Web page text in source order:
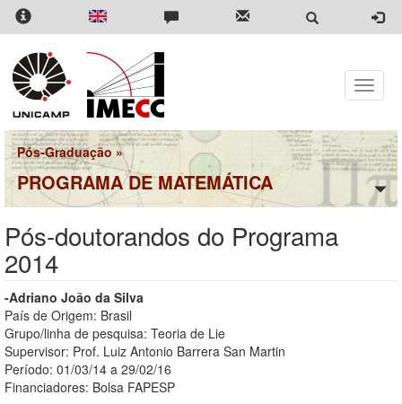
Pular
para
conteúdo
principal
Toggle
Pós-Graduação »
PROGRAMA DE MATEMÁTICA
Pós-doutorandos do Programa
2014
-Adriano João da Silva
País de Origem: Brasil
Grupo/linha de pesquisa: Teoria de Lie
Supervisor: Prof. Luiz Antonio Barrera San Martin
Período: 01/03/14 a 29/02/16
Financiadores: Bolsa FAPESP